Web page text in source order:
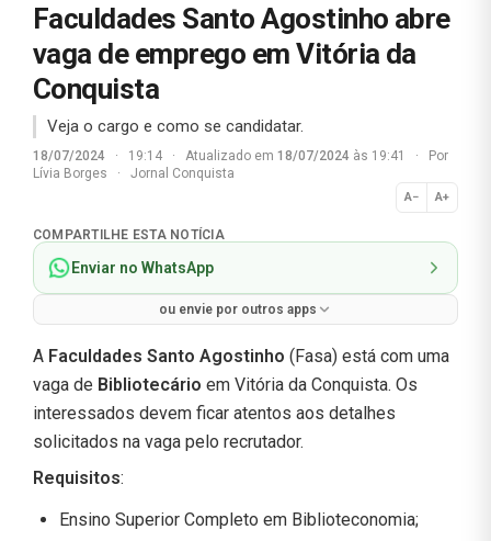
Faculdades Santo Agostinho abre
vaga de emprego em Vitória da
Conquista
Veja o cargo e como se candidatar.
18/07/2024 · 19:14 · Atualizado em 18/07/2024 às 19:41 ·
Por
Lívia Borges
· Jornal Conquista
A− A+
Normal
COMPARTILHE ESTA NOTÍCIA
Enviar no WhatsApp
ou envie por outros apps
A Faculdades Santo Agostinho (Fasa) está com uma
vaga de Bibliotecário em Vitória da Conquista. Os
interessados devem ficar atentos aos detalhes
solicitados na vaga pelo recrutador.
Requisitos:
Ensino Superior Completo em Biblioteconomia;